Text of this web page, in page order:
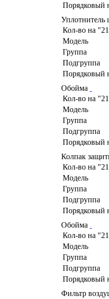
Порядковый
Уплотнитель
Кол-во на
Модель
Группа
Подгруппа
Порядковый
Обойма
Кол-во на
Модель
Группа
Подгруппа
Порядковый
Колпак
Кол-во на
Модель
Группа
Подгруппа
Порядковый
Обойма
Кол-во на
Модель
Группа
Подгруппа
Порядковый
Фильтр